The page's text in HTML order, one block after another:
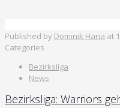
Published by Dominik Hana at
Categories
Bezirksliga
News
Bezirksliga: Warriors